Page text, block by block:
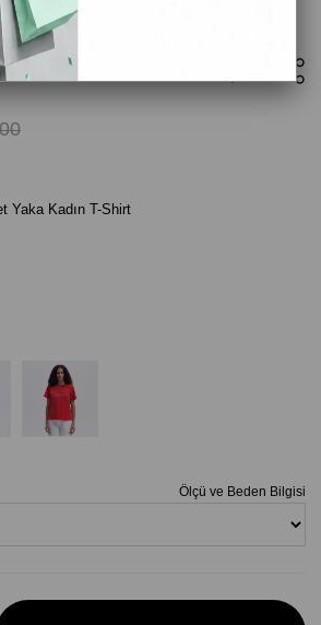
Bisiklet Yaka Kadın T-
Yaka Kadın T-Shirt
Ölçü ve Beden Bilgisi